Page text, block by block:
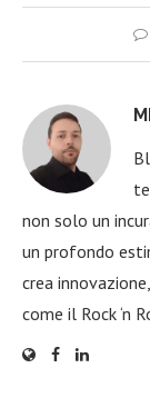
non solo un
un profondo
crea
come il Rock ‘n